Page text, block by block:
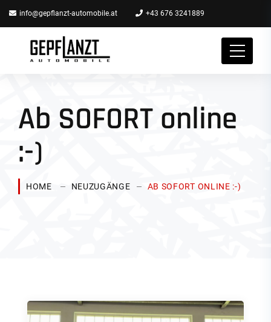
info@gepflanzt-automobile.at +43 676 3241889
Ab SOFORT online
:-)
HOME NEUZUGÄNGE AB SOFORT ONLINE :-)